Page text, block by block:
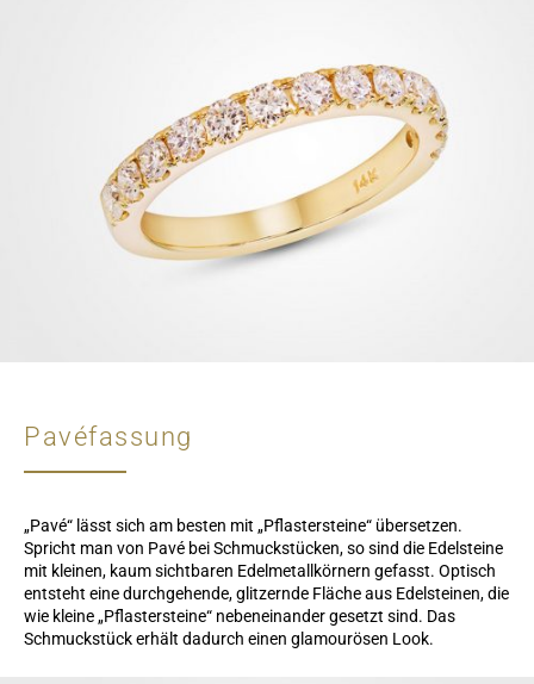
Pavéfassung
„Pavé“ lässt sich am besten mit „Pflastersteine“ übersetzen.
Spricht man von Pavé bei Schmuckstücken, so sind die Edelsteine
mit kleinen, kaum sichtbaren Edelmetallkörnern gefasst. Optisch
entsteht eine durchgehende, glitzernde Fläche aus Edelsteinen, die
wie kleine „Pflastersteine“ nebeneinander gesetzt sind. Das
Schmuckstück erhält dadurch einen glamourösen Look.